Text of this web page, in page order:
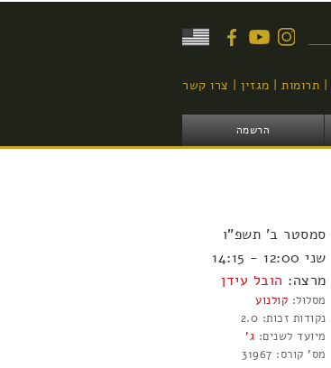
תרומות מגזין צרו קשר
הרשמה
סמסטר ב' תשפ"ו
שני 12:00 - 14:15
מרצה: הובל עידן
מסלול: קולנוע
נקודות זכות: 2.0
מיועד לשנים: ג'
מס' קורס: 31967